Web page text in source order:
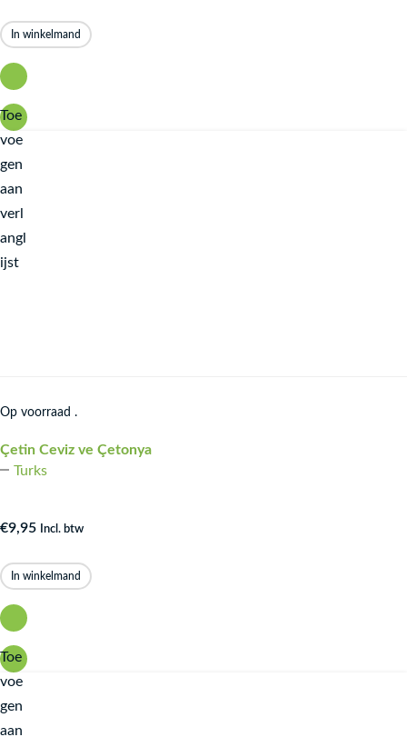
In winkelmand
Toe
voe
gen
aan
verl
angl
ijst
Op voorraad .
Çetin Ceviz ve Çetonya
Turks
€9,95 Incl. btw
In winkelmand
Toe
voe
gen
aan